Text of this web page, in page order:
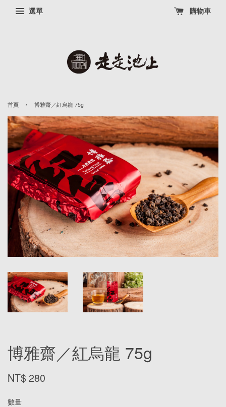
選單 購物車
首頁 › 博雅齋／紅烏龍 75g
博雅齋／紅烏龍 75g
NT$ 280
數量